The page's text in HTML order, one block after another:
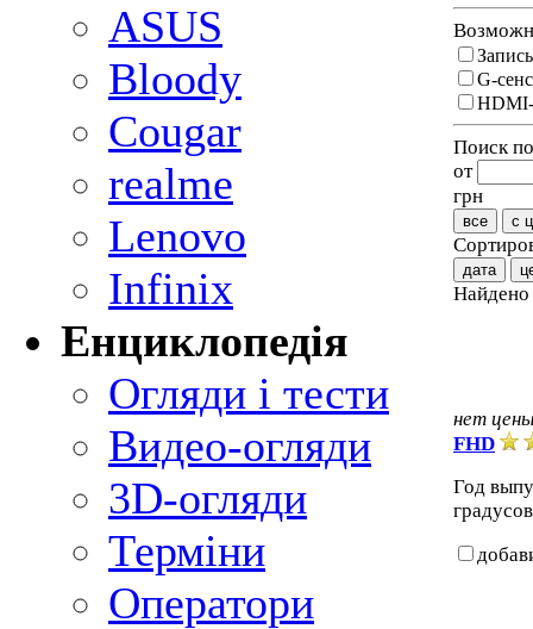
ASUS
Bloody
Cougar
realme
Lenovo
Infinix
Енциклопедія
Огляди і тести
Видео-огляди
3D-огляди
Терміни
Оператори
G-
Поиск
от
грн
все с
дата
Найдено
нет
FHD
Год